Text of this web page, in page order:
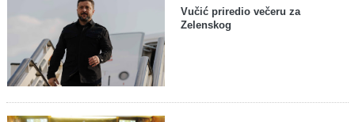
Vučić priredio večeru za
Zelenskog